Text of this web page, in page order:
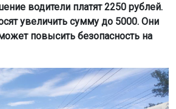
водители платят 2250 рублей.
увеличить сумму до 5000. Они
повысить безопасность на